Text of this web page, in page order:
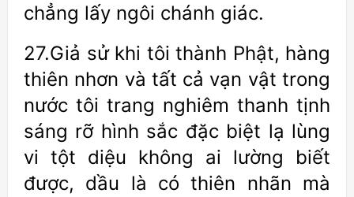
chẳng lấy ngôi chánh giác.
27.Giả sử khi tôi thành Phật, hàng
thiên nhơn và tất cả vạn vật trong
nước tôi trang nghiêm thanh tịnh
sáng rỡ hình sắc đặc biệt lạ lùng
vi tột diệu không ai lường biết
được, dầu là có thiên nhãn mà